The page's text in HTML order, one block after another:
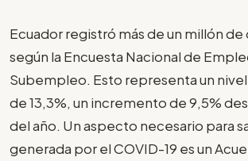
Ecuador registró más de un millón
según la Encuesta Nacional de
Subempleo. Esto representa un
de 13,3%, un incremento de 9,5%
del año. Un aspecto necesario para
generada por el COVID-19 es un